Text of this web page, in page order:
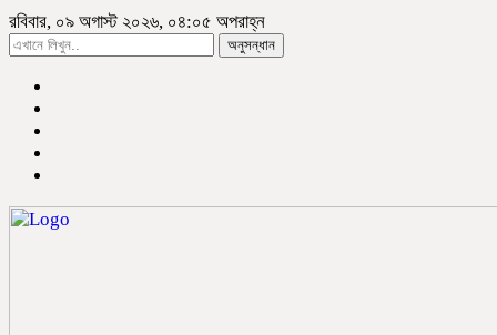
রবিবার, ০৯ অগাস্ট ২০২৬, ০৪:০৫ অপরাহ্ন
অনুসন্ধান